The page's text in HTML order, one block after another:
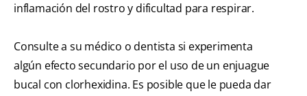
inflamación del rostro y dificultad para respirar.
Consulte a su médico o dentista si experimenta
algún efecto secundario por el uso de un enjuague
bucal con clorhexidina. Es posible que le pueda dar